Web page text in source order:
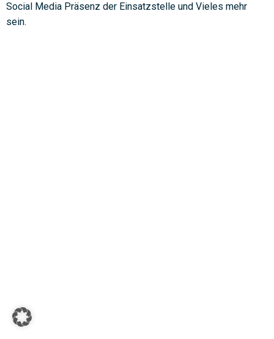
Social Media Präsenz der Einsatzstelle und Vieles mehr
sein.